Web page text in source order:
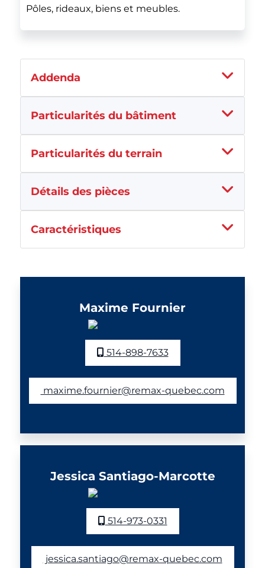
Pôles, rideaux, biens et meubles.
Addenda
Particularités du bâtiment
Particularités du terrain
Détails des pièces
Caractéristiques
Maxime Fournier
514-898-7633
maxime.fournier@remax-quebec.com
Jessica Santiago-Marcotte
514-973-0331
jessica.santiago@remax-quebec.com